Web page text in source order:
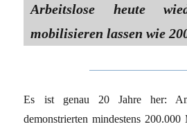
Arbeitslose heute
mobilisieren lassen wie
Es ist genau 20 Jahre her:
demonstrierten mindestens